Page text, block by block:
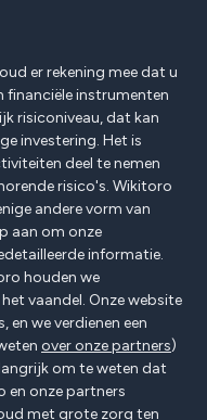
er rekening mee dat u
financiële instrumenten
risiconiveau, dat kan
investering. Het is
deel te nemen
risico's. Wikitoro
andere vorm van
aan om onze
informatie.
houden we
vaandel. Onze website
en we verdienen een
over onze partners)
om te weten dat
en onze partners
met grote zorg ten